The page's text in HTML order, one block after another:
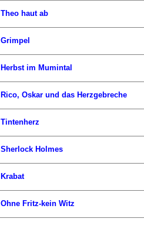
Theo haut ab
Grimpel
Herbst im Mumintal
Rico, Oskar und das Herzgebreche
Tintenherz
Sherlock Holmes
Krabat
Ohne Fritz-kein Witz